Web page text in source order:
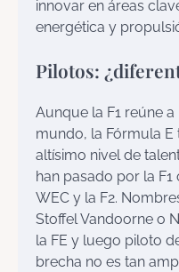
innovar en áreas
energética y
Pilotos:
Aunque la F1 reúne
mundo, la Fórmula
altísimo nivel de
han pasado por la
WEC y la F2.
Stoffel Vandoorne o
la FE y luego piloto
brecha no es tan